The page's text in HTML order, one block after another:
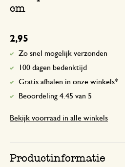
cm
2,95
Zo snel mogelijk verzonden
100 dagen bedenktijd
Gratis afhalen in onze winkels*
Beoordeling 4.45 van 5
Bekijk voorraad in alle winkels
Productinformatie